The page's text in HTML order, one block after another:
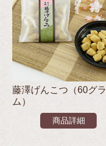
藤澤げんこつ（60グラ
ム）
商品詳細